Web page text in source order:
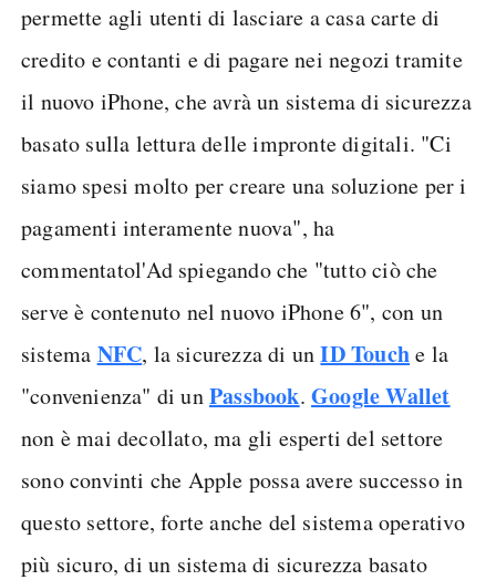
permette agli utenti di lasciare a casa carte di
credito e contanti e di pagare nei negozi tramite
il nuovo iPhone, che avrà un sistema di sicurezza
basato sulla lettura delle impronte digitali. "Ci
siamo spesi molto per creare una soluzione per i
pagamenti interamente nuova", ha
commentatol'Ad spiegando che "tutto ciò che
serve è contenuto nel nuovo iPhone 6", con un
sistema NFC, la sicurezza di unID Touche la
"convenienza" di unPassbook.Google Wallet
non è mai decollato, ma gli esperti del settore
sono convinti che Apple possa avere successo in
questo settore, forte anche del sistema operativo
più sicuro, di un sistema di sicurezza basato